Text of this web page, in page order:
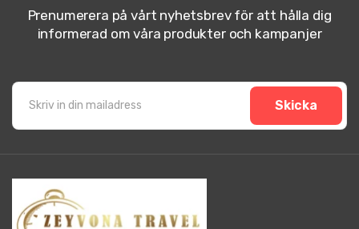
Prenumerera på vårt nyhetsbrev för att hålla dig
informerad om våra produkter och kampanjer
Skicka